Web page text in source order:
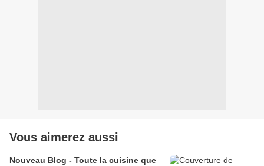
Vous aimerez aussi
Nouveau Blog - Toute la cuisine que